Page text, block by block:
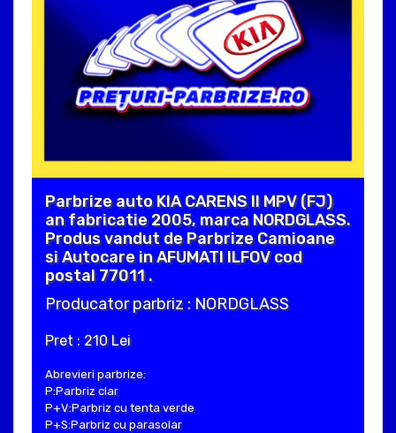
Parbrize auto KIA CARENS II MPV (FJ)
an fabricatie 2005, marca NORDGLASS.
Produs vandut de Parbrize Camioane
si Autocare in AFUMATI ILFOV cod
postal 77011 .
Producator parbriz : NORDGLASS
Pret : 210 Lei
Abrevieri parbrize:
P:Parbriz clar
P+V:Parbriz cu tenta verde
P+S:Parbriz cu parasolar